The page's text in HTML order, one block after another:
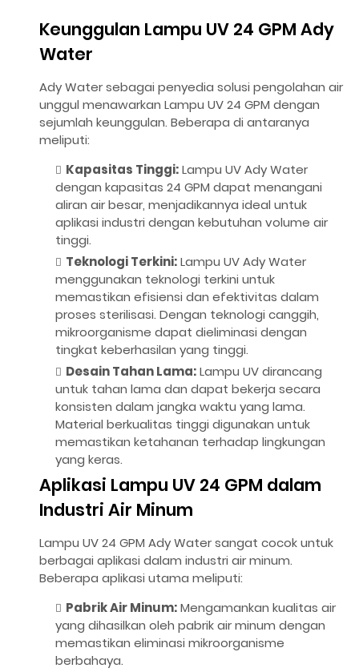
Keunggulan Lampu UV 24 GPM Ady
Water
Ady Water sebagai penyedia solusi pengolahan air
unggul menawarkan Lampu UV 24 GPM dengan
sejumlah keunggulan. Beberapa di antaranya
meliputi:
Kapasitas Tinggi:Lampu UV Ady Water
dengan kapasitas 24 GPM dapat menangani
aliran air besar, menjadikannya ideal untuk
aplikasi industri dengan kebutuhan volume air
tinggi.
Teknologi Terkini:Lampu UV Ady Water
menggunakan teknologi terkini untuk
memastikan efisiensi dan efektivitas dalam
proses sterilisasi. Dengan teknologi canggih,
mikroorganisme dapat dieliminasi dengan
tingkat keberhasilan yang tinggi.
Desain Tahan Lama:Lampu UV dirancang
untuk tahan lama dan dapat bekerja secara
konsisten dalam jangka waktu yang lama.
Material berkualitas tinggi digunakan untuk
memastikan ketahanan terhadap lingkungan
yang keras.
Aplikasi Lampu UV 24 GPM dalam
Industri Air Minum
Lampu UV 24 GPM Ady Water sangat cocok untuk
berbagai aplikasi dalam industri air minum.
Beberapa aplikasi utama meliputi:
Pabrik Air Minum:Mengamankan kualitas air
yang dihasilkan oleh pabrik air minum dengan
memastikan eliminasi mikroorganisme
berbahaya.